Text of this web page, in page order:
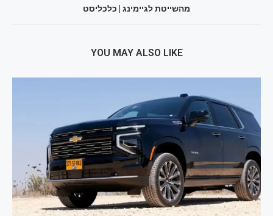
מהשייטת לגיימינג | כלכליסט
YOU MAY ALSO LIKE